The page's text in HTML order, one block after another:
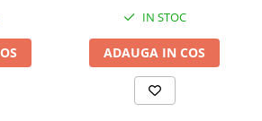
IN STOC
ADAUGA IN COS